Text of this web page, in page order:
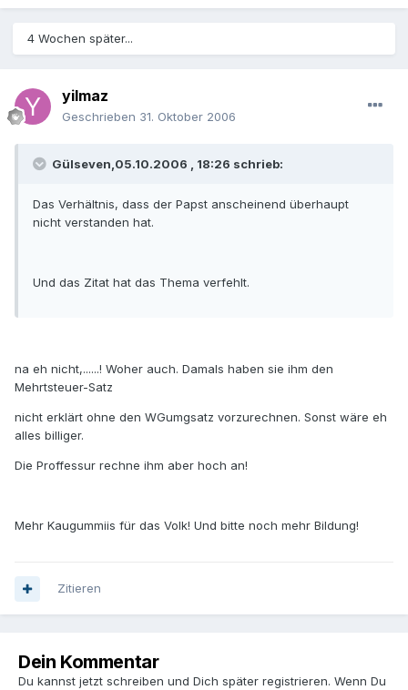
4 Wochen später...
yilmaz
Geschrieben 31. Oktober 2006
Gülseven,05.10.2006 , 18:26 schrieb:
Das Verhältnis, dass der Papst anscheinend überhaupt
nicht verstanden hat.
Und das Zitat hat das Thema verfehlt.
na eh nicht,......! Woher auch. Damals haben sie ihm den
Mehrtsteuer-Satz
nicht erklärt ohne den WGumgsatz vorzurechnen. Sonst wäre eh
alles billiger.
Die Proffessur rechne ihm aber hoch an!
Mehr Kaugummiis für das Volk! Und bitte noch mehr Bildung!
Zitieren
Dein Kommentar
Du kannst jetzt schreiben und Dich später registrieren. Wenn Du